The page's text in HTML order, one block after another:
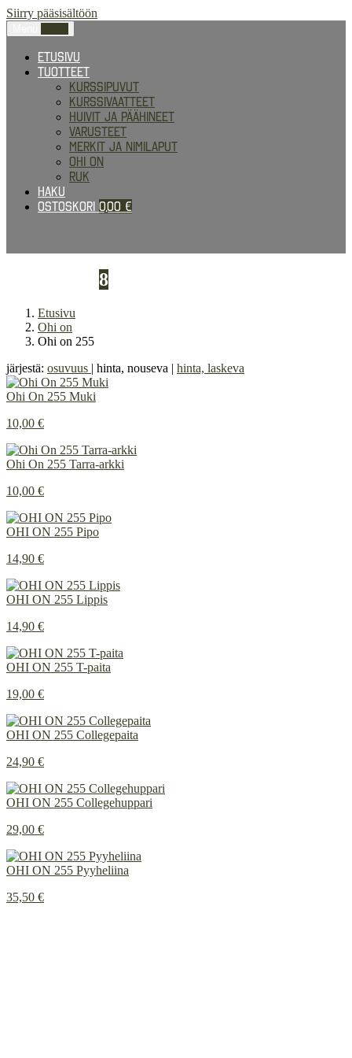
Siirry pääsisältöön
Etusivu
Tuotteet
Kurssipuvut
Kurssivaatteet
Huivit ja päähineet
Varusteet
Merkit ja nimilaput
Ohi on
RUK
Haku
Ostoskori 0,00 €
8
Etusivu
Ohi on
Ohi on 255
järjestä: osuvuus | hinta, nouseva | hinta, laskeva
Ohi On 255 Muki
10,00 €
Ohi On 255 Tarra-arkki
10,00 €
OHI ON 255 Pipo
14,90 €
OHI ON 255 Lippis
14,90 €
OHI ON 255 T-paita
19,00 €
OHI ON 255 Collegepaita
24,90 €
OHI ON 255 Collegehuppari
29,00 €
OHI ON 255 Pyyheliina
35,50 €